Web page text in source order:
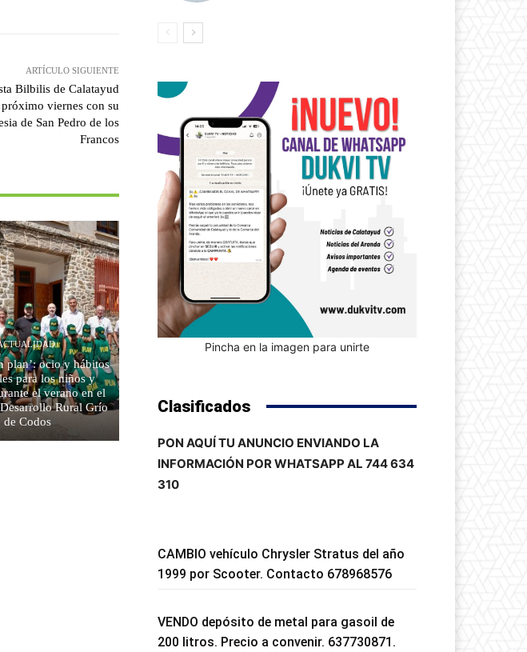
ARTÍCULO SIGUIENTE
Bilbilis de Calatayud
viernes con su
de San Pedro de los
Francos
plan’: ocio y hábitos
para los niños y
el verano en el
Rural Grío
de Codos
Pincha en la imagen para unirte
Clasificados
PON AQUÍ TU ANUNCIO ENVIANDO LA
INFORMACIÓN POR WHATSAPP AL 744 634
310
CAMBIO vehículo Chrysler Stratus del año
1999 por Scooter. Contacto 678968576
VENDO depósito de metal para gasoil de
200 litros. Precio a convenir. 637730871.